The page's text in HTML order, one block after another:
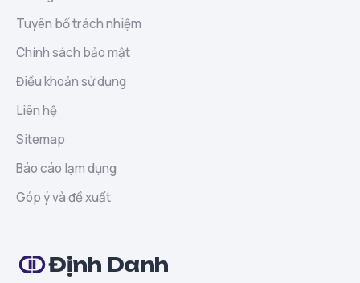
Tuyên bố trách nhiệm
Chính sách bảo mật
Điều khoản sử dụng
Liên hệ
Sitemap
Báo cáo lạm dụng
Góp ý và đề xuất
Định Danh